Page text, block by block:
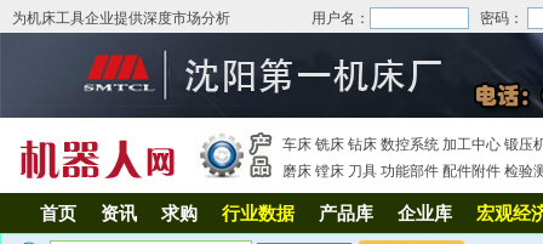
为机床工具企业提供深度市场分析 用户名： 密码：
车床 铣床 钻床 数控系统 加工中心 锻压
磨床 镗床 刀具 功能部件 配件附件 检验
首页 资讯 求购 行业数据 产品库 企业库 宏观经